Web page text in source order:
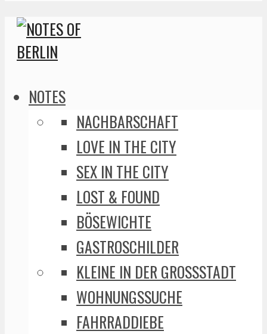
NOTES
NACHBARSCHAFT
LOVE IN THE CITY
SEX IN THE CITY
LOST & FOUND
BÖSEWICHTE
GASTROSCHILDER
KLEINE IN DER GROSSSTADT
WOHNUNGSSUCHE
FAHRRADDIEBE